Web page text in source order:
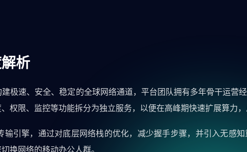
析
极速、安全、稳定的全球网络通道，平台团队拥有多年骨干运营
权限、监控等功能拆分为独立服务，以便在高峰期快速扩展算力
输引擎，通过对底层网络栈的优化，减少握手步骤，并引入无感
换网络的移动办公人群。